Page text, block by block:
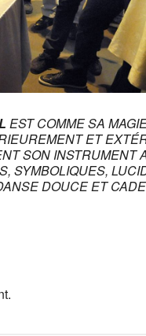
EST COMME SA
ET
SON INSTRUMENT
SYMBOLIQUES,
DOUCE ET